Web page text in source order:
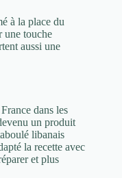
à la place du
une touche
aussi une
dans les
un produit
libanais
la recette avec
et plus